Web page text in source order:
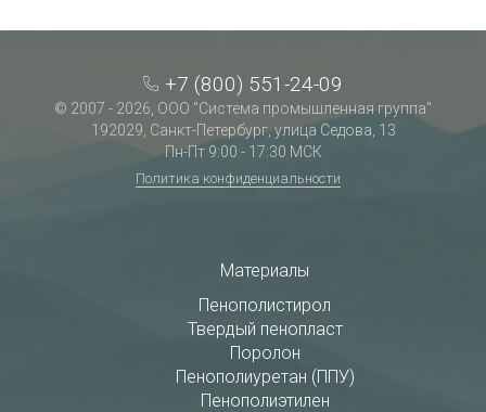
+7 (800) 551-24-09
© 2007 - 2026, ООО "Система промышленная группа"
192029, Санкт-Петербург, улица Седова, 13
Пн-Пт 9:00 - 17:30 МСК
Политика конфиденциальности
Материалы
Пенополистирол
Твердый пенопласт
Поролон
Пенополиуретан (ППУ)
Пенополиэтилен